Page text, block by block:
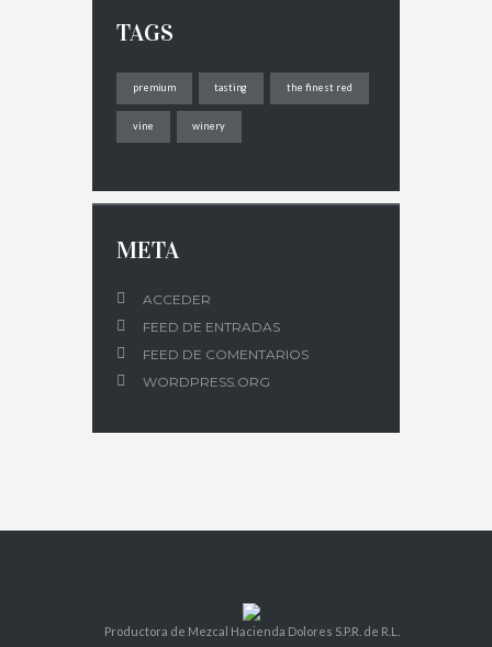
TAGS
premium tasting the finest red
vine winery
META
ACCEDER
FEED DE ENTRADAS
FEED DE COMENTARIOS
WORDPRESS.ORG
Productora de Mezcal Hacienda Dolores S.P.R. de R.L.